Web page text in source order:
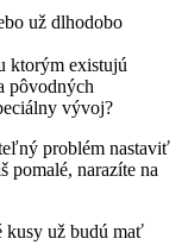
už dlhodobo
ktorým existujú
pôvodných
vývoj?
problém nastaviť
pomalé, narazíte na
kusy už budú mať